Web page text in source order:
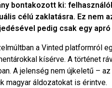
bontakozott ki:
célú zaklatásra. Ez nem
pedig csak egy
a Vinted platformról
kísérve. A történet
A jelenség nem újkeletű –
magyar áldozatokat is érintve.